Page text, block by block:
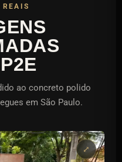
REAIS
ao concreto polido
em São Paulo.